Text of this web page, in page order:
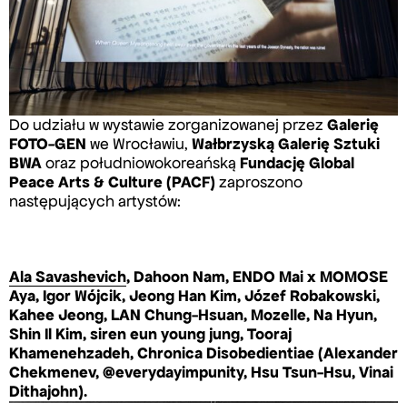
Do udziału w wystawie zorganizowanej przez Galerię
FOTO-GEN we Wrocławiu, Wałbrzyską Galerię Sztuki
BWA oraz południowokoreańską Fundację Global
Peace Arts & Culture (PACF) zaproszono
następujących artystów:
Ala Savashevich, Dahoon Nam, ENDO Mai x MOMOSE
Aya, Igor Wójcik, Jeong Han Kim, Józef Robakowski,
Kahee Jeong, LAN Chung-Hsuan, Mozelle, Na Hyun,
Shin Il Kim, siren eun young jung, Tooraj
Khamenehzadeh, Chronica Disobedientiae (Alexander
Chekmenev, @everydayimpunity, Hsu Tsun-Hsu, Vinai
Dithajohn).